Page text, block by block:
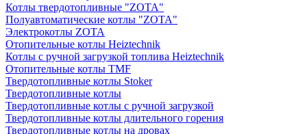
Котлы твердотопливные "ZOTA"
Полуавтоматические котлы "ZOTA"
Электрокотлы ZOTA
Отопительные котлы Heiztechnik
Котлы с ручной загрузкой топлива Heiztechnik
Отопительные котлы TMF
Твердотопливные котлы Stoker
Твердотопливные котлы
Твердотопливные котлы с ручной загрузкой
Твердотопливные котлы длительного горения
Твердотопливные котлы на дровах